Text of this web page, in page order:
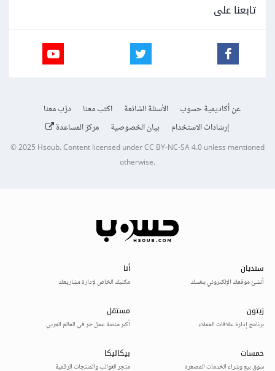
تابعنا على
عن أكاديمية حسوب الأسئلة الشائعة اكتب معنا
درّب معنا
إرشادات الاستخدام
بيان الخصوصية مركز المساعدة
© 2025Hsoub.Content licensed underCC BY-NC-SA 4.0unless mentioned
otherwise.